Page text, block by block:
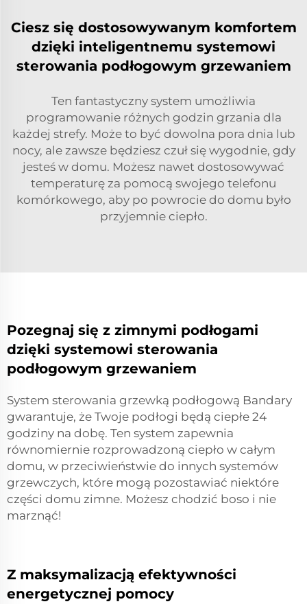
Ciesz się dostosowywanym komfortem
dzięki inteligentnemu systemowi
sterowania podłogowym grzewaniem
Ten fantastyczny system umożliwia
programowanie różnych godzin grzania dla
każdej strefy. Może to być dowolna pora dnia lub
nocy, ale zawsze będziesz czuł się wygodnie, gdy
jesteś w domu. Możesz nawet dostosowywać
temperaturę za pomocą swojego telefonu
komórkowego, aby po powrocie do domu było
przyjemnie ciepło.
Pozegnaj się z zimnymi podłogami
dzięki systemowi sterowania
podłogowym grzewaniem
System sterowania grzewką podłogową Bandary
gwarantuje, że Twoje podłogi będą ciepłe 24
godziny na dobę. Ten system zapewnia
równomiernie rozprowadzoną ciepło w całym
domu, w przeciwieństwie do innych systemów
grzewczych, które mogą pozostawiać niektóre
części domu zimne. Możesz chodzić boso i nie
marznąć!
Z maksymalizacją efektywności
energetycznej pomocy